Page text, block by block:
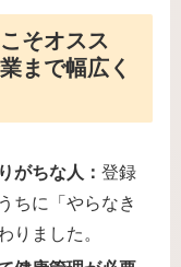
そオスス
まで幅広く
がちな人：登録
ちに「やらなき
りました。